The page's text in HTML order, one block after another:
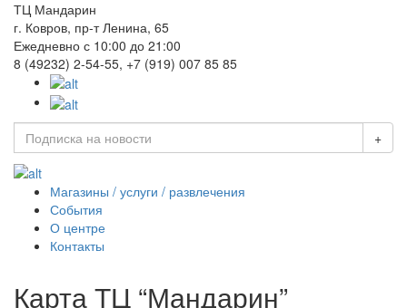
ТЦ Мандарин
г. Ковров, пр-т Ленина, 65
Ежедневно с 10:00 до 21:00
8 (49232) 2-54-55, +7 (919) 007 85 85
Магазины / услуги / развлечения
События
О центре
Контакты
Карта ТЦ “Мандарин”